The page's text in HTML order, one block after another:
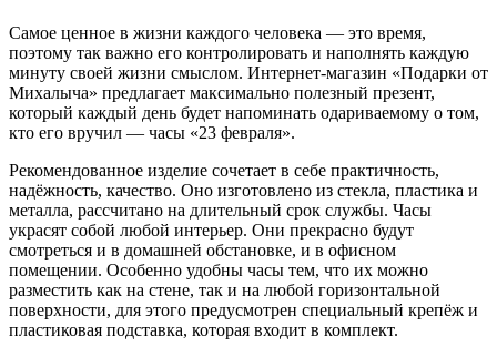
Самое ценное в жизни каждого человека — это время,
поэтому так важно его контролировать и наполнять каждую
минуту своей жизни смыслом. Интернет-магазин «Подарки от
Михалыча» предлагает максимально полезный презент,
который каждый день будет напоминать одариваемому о том,
кто его вручил — часы «23 февраля».
Рекомендованное изделие сочетает в себе практичность,
надёжность, качество. Оно изготовлено из стекла, пластика и
металла, рассчитано на длительный срок службы. Часы
украсят собой любой интерьер. Они прекрасно будут
смотреться и в домашней обстановке, и в офисном
помещении. Особенно удобны часы тем, что их можно
разместить как на стене, так и на любой горизонтальной
поверхности, для этого предусмотрен специальный крепёж и
пластиковая подставка, которая входит в комплект.